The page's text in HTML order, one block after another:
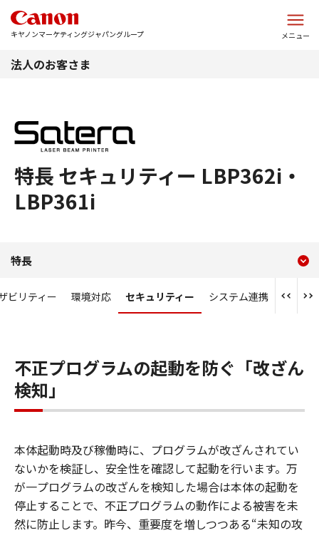
キヤノンマーケティングジャパングループ メニュー
法人のお客さま
特長 セキュリティー LBP362i・
LBP361i
特長 セキュリティー
特長
ビリティー 環境対応 セキュリティー システム連携
不正プログラムの起動を防ぐ「改ざん
検知」
本体起動時及び稼働時に、プログラムが改ざんされてい
ないかを検証し、安全性を確認して起動を行います。万
が一プログラムの改ざんを検知した場合は本体の起動を
停止することで、不正プログラムの動作による被害を未
然に防止します。昨今、重要度を増しつつある“未知の攻